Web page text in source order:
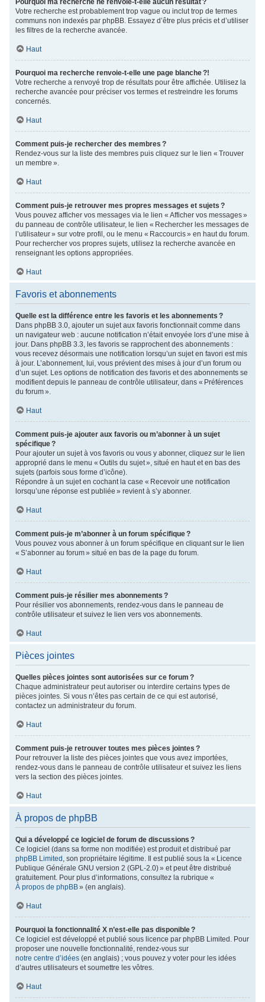
Pourquoi ma recherche ne renvoie-t-elle aucun résultat ?
Votre recherche est probablement trop vague ou inclut trop de termes
communs non indexés par phpBB. Essayez d’être plus précis et d’utiliser
les filtres de la recherche avancée.
Haut
Pourquoi ma recherche renvoie-t-elle une page blanche ?!
Votre recherche a renvoyé trop de résultats pour être affichée. Utilisez la
recherche avancée pour préciser vos termes et restreindre les forums
concernés.
Haut
Comment puis-je rechercher des membres ?
Rendez-vous sur la liste des membres puis cliquez sur le lien « Trouver
un membre ».
Haut
Comment puis-je retrouver mes propres messages et sujets ?
Vous pouvez afficher vos messages via le lien « Afficher vos messages »
du panneau de contrôle utilisateur, le lien « Rechercher les messages de
l’utilisateur » sur votre profil, ou le menu « Raccourcis » en haut du forum.
Pour rechercher vos propres sujets, utilisez la recherche avancée en
renseignant les options appropriées.
Haut
Favoris et abonnements
Quelle est la différence entre les favoris et les abonnements ?
Dans phpBB 3.0, ajouter un sujet aux favoris fonctionnait comme dans
un navigateur web : aucune notification n’était envoyée lors d’une mise à
jour. Dans phpBB 3.3, les favoris se rapprochent des abonnements :
vous recevez désormais une notification lorsqu’un sujet en favori est mis
à jour. L’abonnement, lui, vous prévient des mises à jour d’un forum ou
d’un sujet. Les options de notification des favoris et des abonnements se
modifient depuis le panneau de contrôle utilisateur, dans « Préférences
du forum ».
Haut
Comment puis-je ajouter aux favoris ou m’abonner à un sujet
spécifique ?
Pour ajouter un sujet à vos favoris ou vous y abonner, cliquez sur le lien
approprié dans le menu « Outils du sujet », situé en haut et en bas des
sujets (parfois sous forme d’icône).
Répondre à un sujet en cochant la case « Recevoir une notification
lorsqu’une réponse est publiée » revient à s’y abonner.
Haut
Comment puis-je m’abonner à un forum spécifique ?
Vous pouvez vous abonner à un forum spécifique en cliquant sur le lien
« S’abonner au forum » situé en bas de la page du forum.
Haut
Comment puis-je résilier mes abonnements ?
Pour résilier vos abonnements, rendez-vous dans le panneau de
contrôle utilisateur et suivez le lien vers vos abonnements.
Haut
Pièces jointes
Quelles pièces jointes sont autorisées sur ce forum ?
Chaque administrateur peut autoriser ou interdire certains types de
pièces jointes. Si vous n’êtes pas certain de ce qui est autorisé,
contactez un administrateur du forum.
Haut
Comment puis-je retrouver toutes mes pièces jointes ?
Pour retrouver la liste des pièces jointes que vous avez importées,
rendez-vous dans le panneau de contrôle utilisateur et suivez les liens
vers la section des pièces jointes.
Haut
À propos de phpBB
Qui a développé ce logiciel de forum de discussions ?
Ce logiciel (dans sa forme non modifiée) est produit et distribué par
phpBB Limited , son propriétaire légitime. Il est publié sous la « Licence
Publique Générale GNU version 2 (GPL-2.0) » et peut être distribué
gratuitement. Pour plus d’informations, consultez la rubrique «
À propos de phpBB» (en anglais).
Haut
Pourquoi la fonctionnalité X n’est-elle pas disponible ?
Ce logiciel est développé et publié sous licence par phpBB Limited. Pour
proposer une nouvelle fonctionnalité, rendez-vous sur
notre centre d’idées (en anglais) ; vous pouvez y voter pour les idées
d’autres utilisateurs et soumettre les vôtres.
Haut